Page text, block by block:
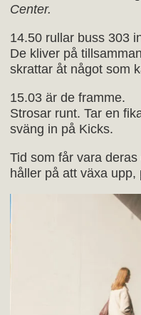
Center.
14.50 rullar buss 303
De kliver på
skrattar åt något som
15.03 är de framme.
Strosar runt. Tar en
sväng in på Kicks.
Tid som får vara
håller på att växa